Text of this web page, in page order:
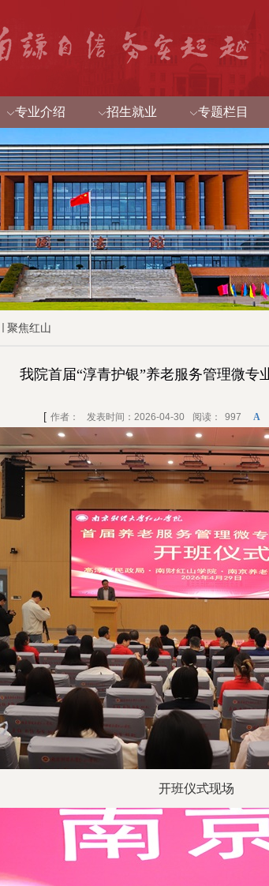
专业介绍 招生就业 专题栏目
聚焦红山
我院首届“淳青护银”养老服务管理微专
[ 作者： 发表时间：2026-04-30 阅读： 997 A
开班仪式现场